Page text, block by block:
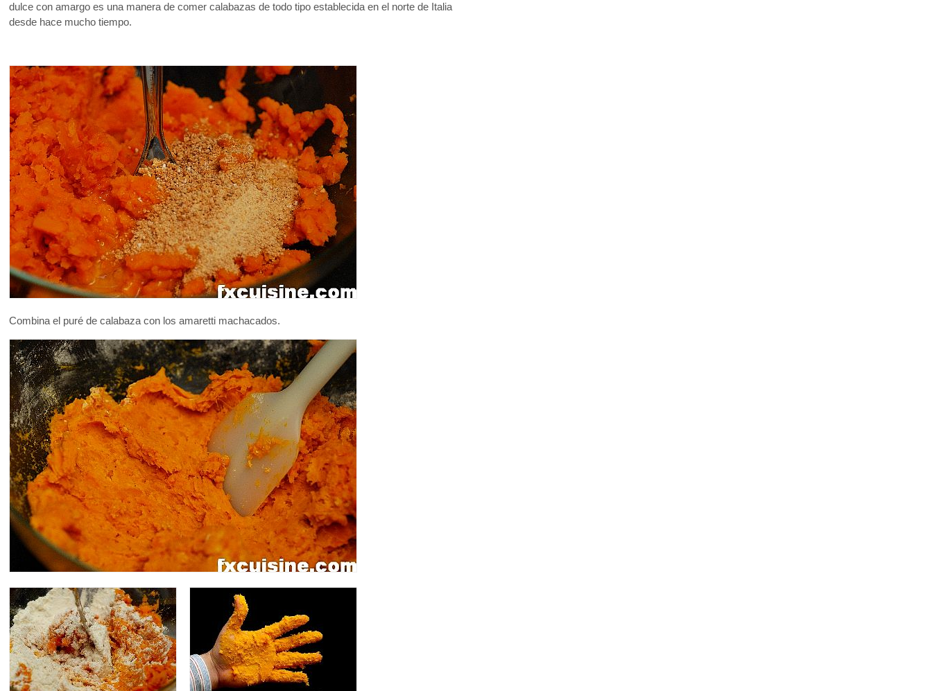
dulce con amargo es una manera de comer calabazas de todo tipo establecida en el norte de Italia
desde hace mucho tiempo.
Combina el puré de calabaza con los amaretti machacados.